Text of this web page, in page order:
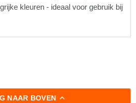
kleuren - ideaal voor gebruik bij
NAAR BOVEN